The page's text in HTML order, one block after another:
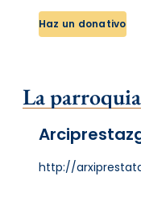
Haz un donativo
La parroquia
http://